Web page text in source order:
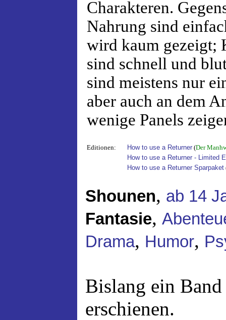
Charakteren.
Nahrung sind
wird kaum gezeigt;
sind schnell und
sind meistens nur
aber auch an dem
wenige Panels
Editionen: How to use a Returner (Der
How to use a Returner - Limited
How to use a Returner Sparpaket
Shounen, ab 14
Fantasie,
Drama, Humor,
Bislang ein
erschienen.